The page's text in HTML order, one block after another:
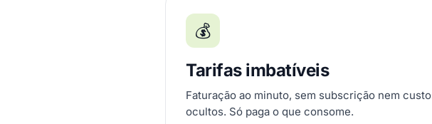
💰
Tarifas imbatíveis
Faturação ao minuto, sem subscrição nem
ocultos. Só paga o que consome.